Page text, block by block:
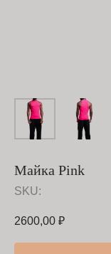
Майка Pink
SKU:
2600,00 ₽